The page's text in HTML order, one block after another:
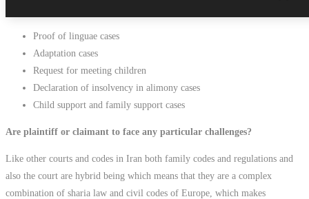
Proof of linguae cases
Adaptation cases
Request for meeting children
Declaration of insolvency in alimony cases
Child support and family support cases
Are plaintiff or claimant to face any particular challenges?
Like other courts and codes in Iran both family codes and regulations and
also the court are hybrid being which means that they are a complex
combination of sharia law and civil codes of Europe, which makes